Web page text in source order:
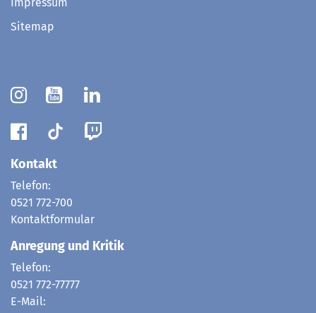
Impressum
Sitemap
Kontakt
Telefon:
0521 772-700
Kontaktformular
Anregung und Kritik
Telefon:
0521 772-77777
E-Mail: